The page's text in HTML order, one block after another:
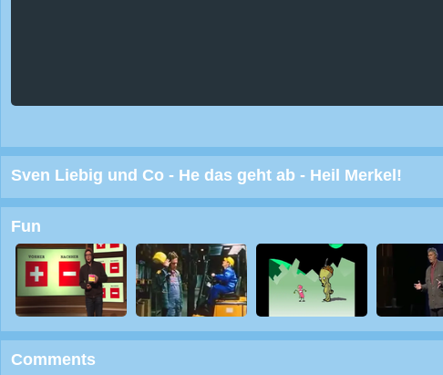
Sven Liebig und Co - He das geht ab - Heil Merkel!
Fun
Comments